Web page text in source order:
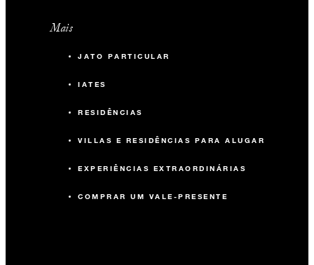
Mais
JATO PARTICULAR
IATES
RESIDÊNCIAS
VILLAS E RESIDÊNCIAS PARA ALUGAR
EXPERIÊNCIAS EXTRAORDINÁRIAS
COMPRAR UM VALE-PRESENTE